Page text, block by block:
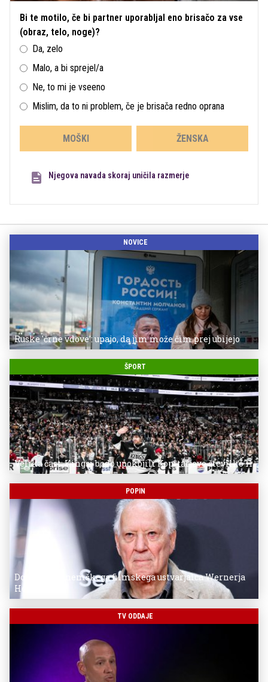
Bi te motilo, če bi partner uporabljal eno brisačo za vse
(obraz, telo, noge)?
Da, zelo
Malo, a bi sprejel/a
Ne, to mi je vseeno
Mislim, da to ni problem, če je brisača redno oprana
MOŠKI ŽENSKA
Njegova navada skoraj uničila razmerje
NOVICE
Ruske 'črne vdove': upajo, da jim može čim prej ubijejo
ŠPORT
Velika čast: Kingsi bodo upokojili Kopitarjevo številko 11
POPIN
Donostia za nemškega filmskega ustvarjalca Wernerja
Herzoga
TV ODDAJE